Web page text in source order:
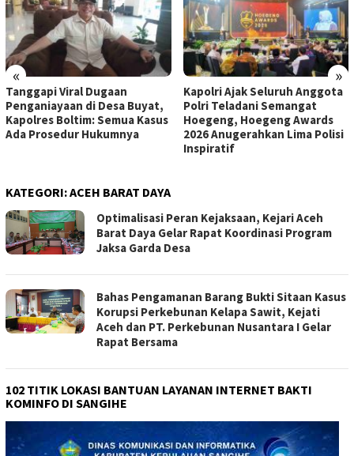
« »
Tanggapi Viral Dugaan
Penganiayaan di Desa Buyat,
Kapolres Boltim: Semua Kasus
Ada Prosedur Hukumnya
Kapolri Ajak Seluruh Anggota
Polri Teladani Semangat
Hoegeng, Hoegeng Awards
2026 Anugerahkan Lima Polisi
Inspiratif
KATEGORI:ACEH BARAT DAYA
Optimalisasi Peran Kejaksaan, Kejari Aceh
Barat Daya Gelar Rapat Koordinasi Program
Jaksa Garda Desa
Bahas Pengamanan Barang Bukti Sitaan Kasus
Korupsi Perkebunan Kelapa Sawit, Kejati
Aceh dan PT. Perkebunan Nusantara I Gelar
Rapat Bersama
102 TITIK LOKASI BANTUAN LAYANAN INTERNET BAKTI
KOMINFO DI SANGIHE